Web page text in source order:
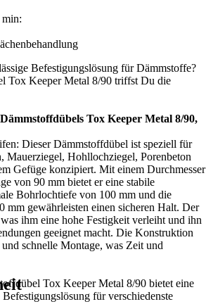
min:
Befestigungslösung für Dämmstoffe?
Tox Keeper Metal 8/90 triffst Du die
Tox Keeper Metal 8/90,
Dieser Dämmstoffdübel ist speziell für
Mauerziegel, Hohllochziegel, Porenbeton
Gefüge konzipiert. Mit einem Durchmesser
von 90 mm bietet er eine stabile
Bohrlochtiefe von 100 mm und die
mm gewährleisten einen sicheren Halt. Der
ihm eine hohe Festigkeit verleiht und ihn
geeignet macht. Die Konstruktion
und schnelle Montage, was Zeit und
Tox Keeper Metal 8/90 bietet eine
für verschiedenste